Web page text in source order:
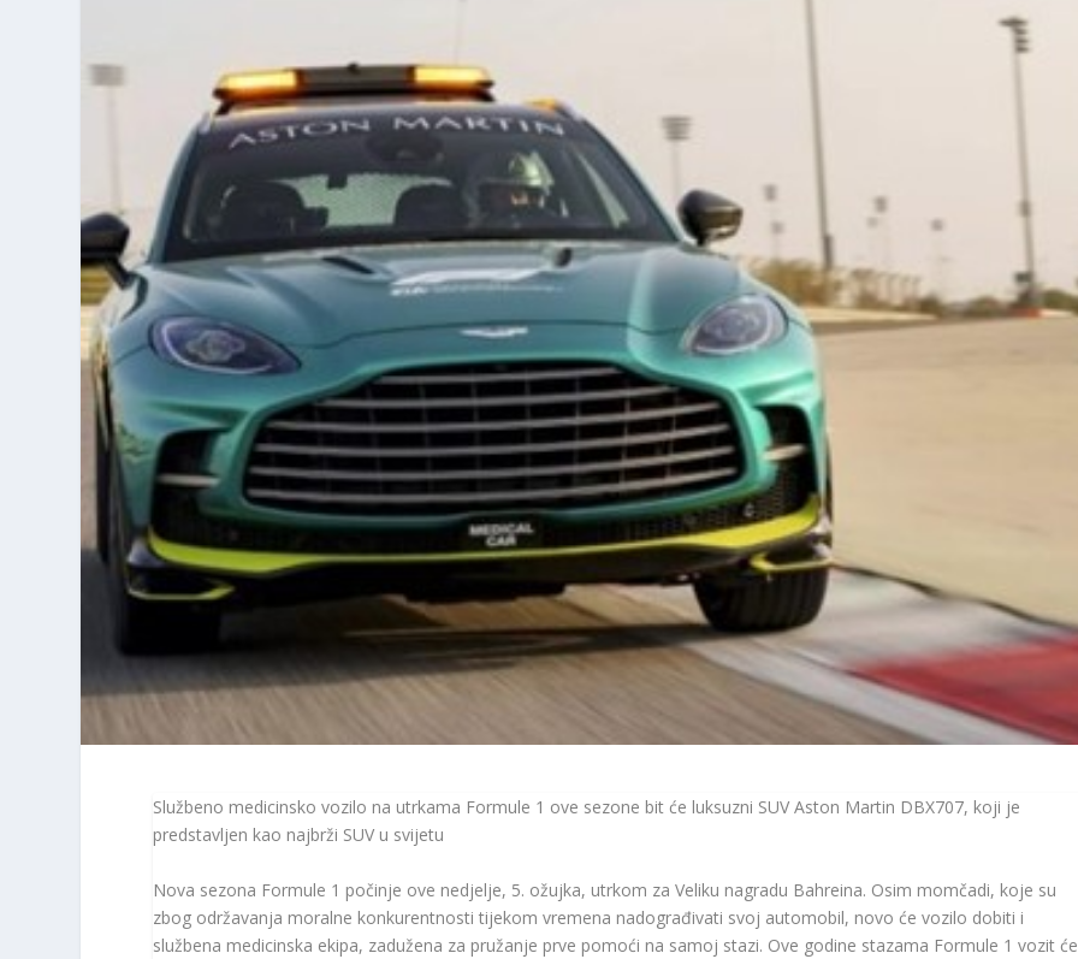
Službeno medicinsko vozilo na utrkama Formule 1 ove sezone bit će luksuzni SUV Aston Martin DBX707, koji je
predstavljen kao najbrži SUV u svijetu
Nova sezona Formule 1 počinje ove nedjelje, 5. ožujka, utrkom za Veliku nagradu Bahreina. Osim momčadi, koje su
zbog održavanja moralne konkurentnosti tijekom vremena nadograđivati ​​svoj automobil, novo će vozilo dobiti i
službena medicinska ekipa, zadužena za pružanje prve pomoći na samoj stazi. Ove godine stazama Formule 1 vozit će